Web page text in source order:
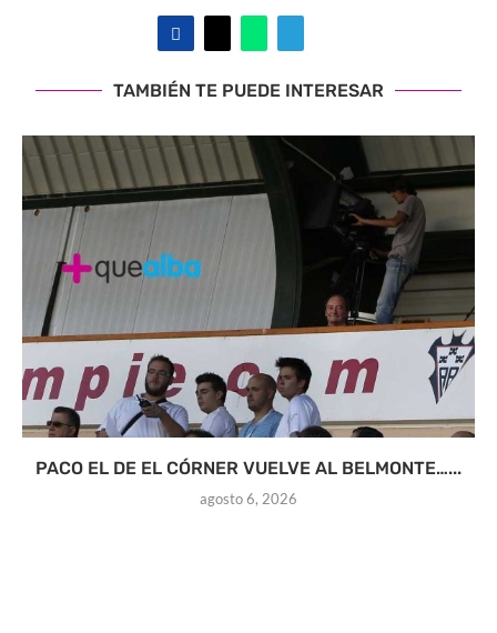
TAMBIÉN TE PUEDE INTERESAR
PACO EL DE EL CÓRNER VUELVE AL BELMONTE…...
agosto 6, 2026